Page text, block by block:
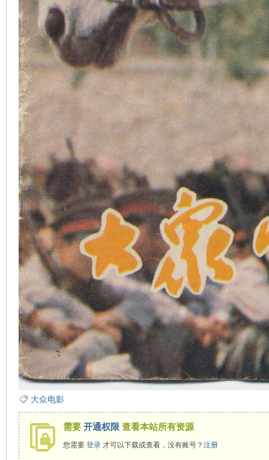
大众电影
需要 开通权限 查看本站所有资源
您需要 登录才可以下载或查看，没有账号？ 注册